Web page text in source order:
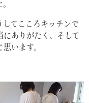
てこころキッチンで
ありがたく、そして
います。